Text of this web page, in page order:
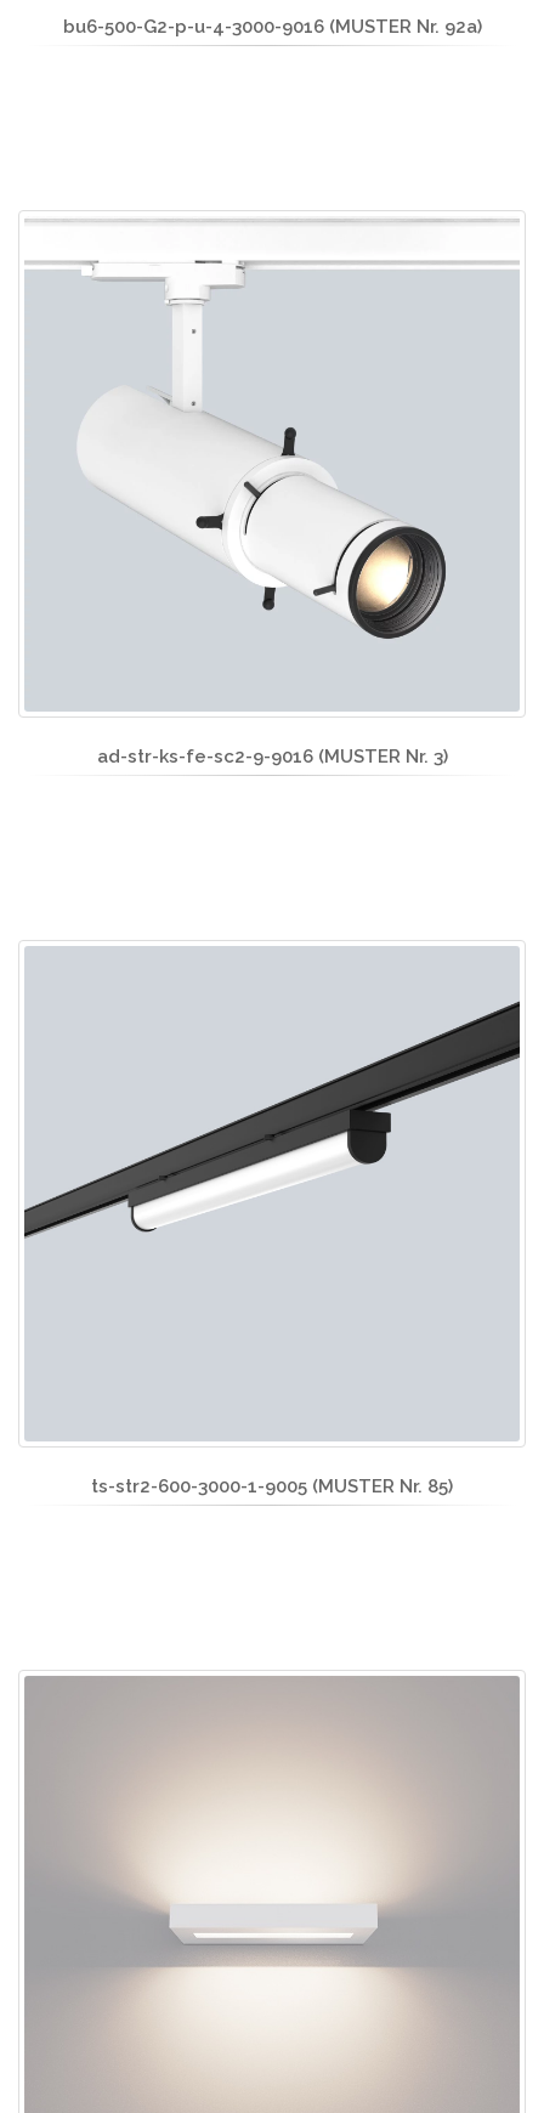
bu6-500-G2-p-u-4-3000-9016 (MUSTER Nr. 92a)
ad-str-ks-fe-sc2-9-9016 (MUSTER Nr. 3)
ts-str2-600-3000-1-9005 (MUSTER Nr. 85)